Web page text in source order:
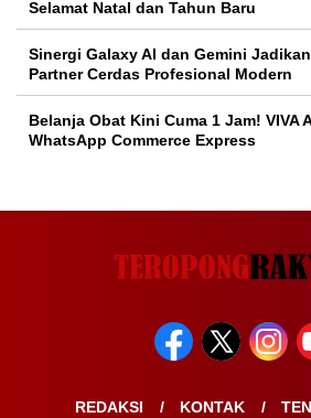
Selamat Natal dan Tahun Baru
Sinergi Galaxy AI dan Gemini
Partner Cerdas Profesional Modern
Belanja Obat Kini Cuma 1 Jam! VIVA
WhatsApp Commerce Express
REDAKSI KONTAK